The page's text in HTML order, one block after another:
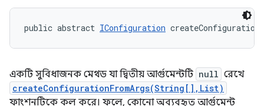
public abstract IConfiguration
একটি সুবিধাজনক মেথড যা দ্বিতীয় আর্গুমেন্টটি null রেখে
createConfigurationFromArgs(String[],List)
ফাংশনটিকে কল করে। ফলে, কোনো অব্যবহৃত আর্গুমেন্ট